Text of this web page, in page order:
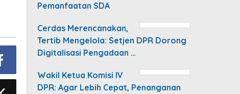
Pemanfaatan SDA
Cerdas Merencanakan,
Tertib Mengelola: Setjen DPR Dorong
Digitalisasi Pengadaan …
Wakil Ketua Komisi IV
DPR: Agar Lebih Cepat, Penanganan